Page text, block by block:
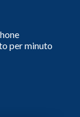
per minuto